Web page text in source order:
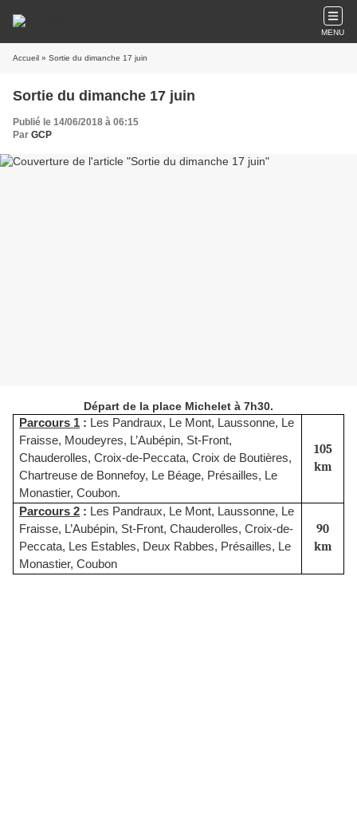
MENU
Accueil » Sortie du dimanche 17 juin
Sortie du dimanche 17 juin
Publié le 14/06/2018 à 06:15
Par GCP
Départ de la place Michelet à 7h30.
Parcours 1 : Les Pandraux, Le Mont, Laussonne, Le
Fraisse, Moudeyres, L’Aubépin, St-Front,
Chauderolles, Croix-de-Peccata, Croix de Boutières,
Chartreuse de Bonnefoy, Le Béage, Présailles, Le
Monastier, Coubon.
105
km
Parcours 2 : Les Pandraux, Le Mont, Laussonne, Le
Fraisse, L’Aubépin, St-Front, Chauderolles, Croix-de-
Peccata, Les Estables, Deux Rabbes, Présailles, Le
Monastier, Coubon
90
km